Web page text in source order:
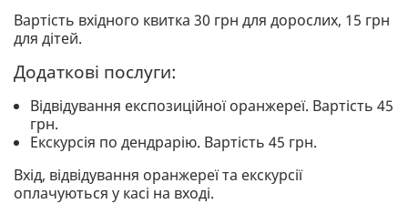
Вартість вхідного квитка 30 грн для дорослих, 15 грн
для дітей.
Додаткові послуги:
Відвідування експозиційної оранжереї. Вартість 45
грн.
Екскурсія по дендрарію. Вартість 45 грн.
Вхід, відвідування оранжереї та екскурсії
оплачуються у касі на вході.